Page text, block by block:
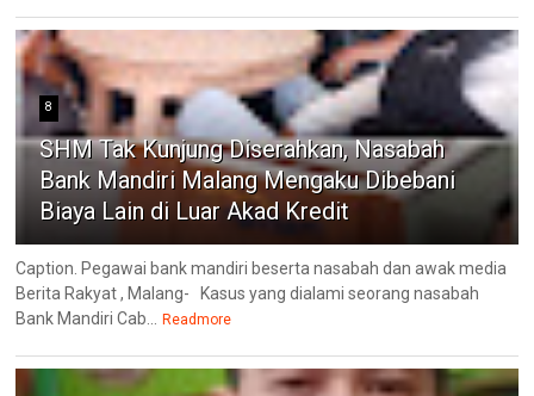
8
SHM Tak Kunjung Diserahkan, Nasabah
Bank Mandiri Malang Mengaku Dibebani
Biaya Lain di Luar Akad Kredit
Caption. Pegawai bank mandiri beserta nasabah dan awak media
Berita Rakyat , Malang- ‎Kasus yang dialami seorang nasabah
Bank Mandiri Cab...
Readmore